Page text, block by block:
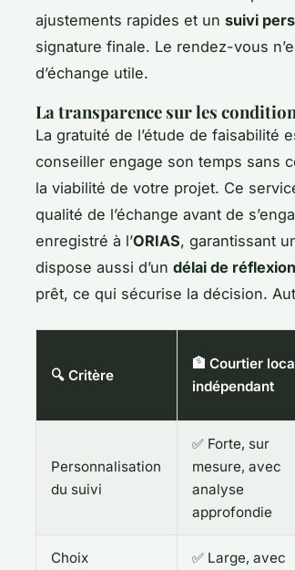
ajustements rapides et un suivi
signature finale. Le rendez-vous
d’échange utile.
La transparence sur les
La gratuité de l’étude de faisabilité
conseiller engage son temps sans
la viabilité de votre projet. Ce
qualité de l’échange avant de
enregistré à l’ORIAS, garantissant
dispose aussi d’un délai de
prêt, ce qui sécurise la décision.
🔍 Critère
🏦 Courtier
indépendant
Personnalisation
du suivi
✅ Forte, sur
mesure, avec
analyse
approfondie
Choix
✅ Large, avec